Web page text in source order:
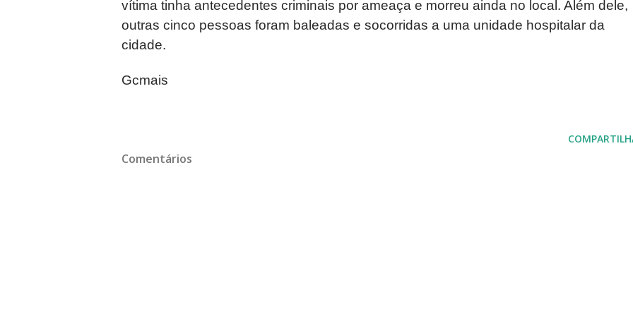
vítima tinha antecedentes criminais por ameaça e morreu ainda no local. Além dele,
outras cinco pessoas foram baleadas e socorridas a uma unidade hospitalar da
cidade.
Gcmais
Comentários